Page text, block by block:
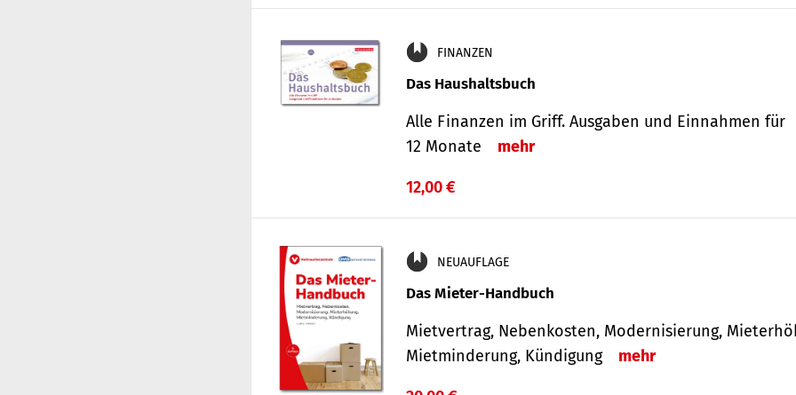
FINANZEN
Das Haushaltsbuch
Alle Finanzen im Griff. Aus­gaben und Ein­nahmen für
12 Monate
mehr
12,00 €
NEUAUFLAGE
Das Mieter-Handbuch
Mietvertrag, Nebenkosten, Modernisierung,
Mietminderung, Kündigung
mehr